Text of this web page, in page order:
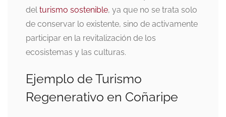
delturismo sostenible, ya que no se trata solo
de conservar lo existente, sino de activamente
participar en la revitalización de los
ecosistemas y las culturas.
Ejemplo de Turismo
Regenerativo en Coñaripe